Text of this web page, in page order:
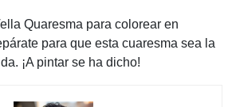
Quaresma para colorear en
para que esta cuaresma sea la
¡A pintar se ha dicho!